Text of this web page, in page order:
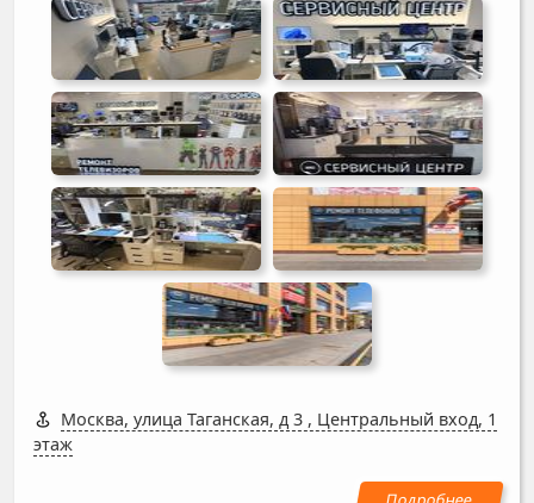
Москва, улица Таганская, д 3 , Центральный вход, 1
этаж